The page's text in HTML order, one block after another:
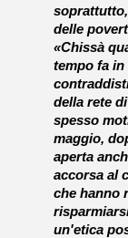
delle
«Chissà
tempo fa in
della rete
spesso
maggio,
aperta
accorsa al
che hanno
un'etica